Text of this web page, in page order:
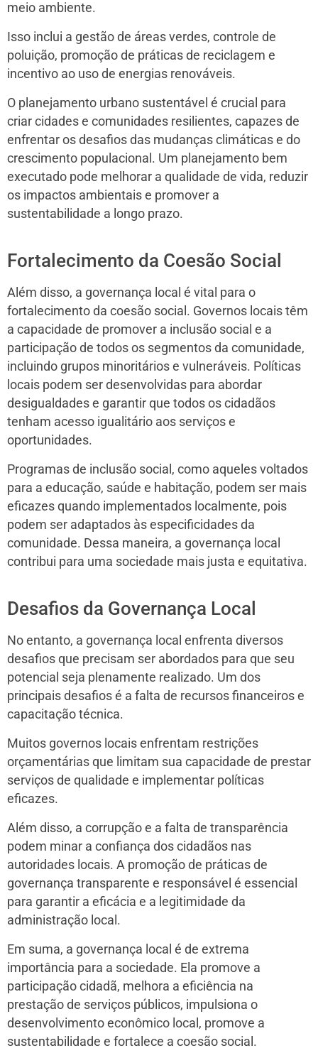
meio ambiente.
Isso inclui a gestão de áreas verdes, controle de
poluição, promoção de práticas de reciclagem e
incentivo ao uso de energias renováveis.
O planejamento urbano sustentável é crucial para
criar cidades e comunidades resilientes, capazes de
enfrentar os desafios das mudanças climáticas e do
crescimento populacional. Um planejamento bem
executado pode melhorar a qualidade de vida, reduzir
os impactos ambientais e promover a
sustentabilidade a longo prazo.
Fortalecimento da Coesão Social
Além disso, a governança local é vital para o
fortalecimento da coesão social. Governos locais têm
a capacidade de promover a inclusão social e a
participação de todos os segmentos da comunidade,
incluindo grupos minoritários e vulneráveis. Políticas
locais podem ser desenvolvidas para abordar
desigualdades e garantir que todos os cidadãos
tenham acesso igualitário aos serviços e
oportunidades.
Programas de inclusão social, como aqueles voltados
para a educação, saúde e habitação, podem ser mais
eficazes quando implementados localmente, pois
podem ser adaptados às especificidades da
comunidade. Dessa maneira, a governança local
contribui para uma sociedade mais justa e equitativa.
Desafios da Governança Local
No entanto, a governança local enfrenta diversos
desafios que precisam ser abordados para que seu
potencial seja plenamente realizado. Um dos
principais desafios é a falta de recursos financeiros e
capacitação técnica.
Muitos governos locais enfrentam restrições
orçamentárias que limitam sua capacidade de prestar
serviços de qualidade e implementar políticas
eficazes.
Além disso, a corrupção e a falta de transparência
podem minar a confiança dos cidadãos nas
autoridades locais. A promoção de práticas de
governança transparente e responsável é essencial
para garantir a eficácia e a legitimidade da
administração local.
Em suma, a governança local é de extrema
importância para a sociedade. Ela promove a
participação cidadã, melhora a eficiência na
prestação de serviços públicos, impulsiona o
desenvolvimento econômico local, promove a
sustentabilidade e fortalece a coesão social.